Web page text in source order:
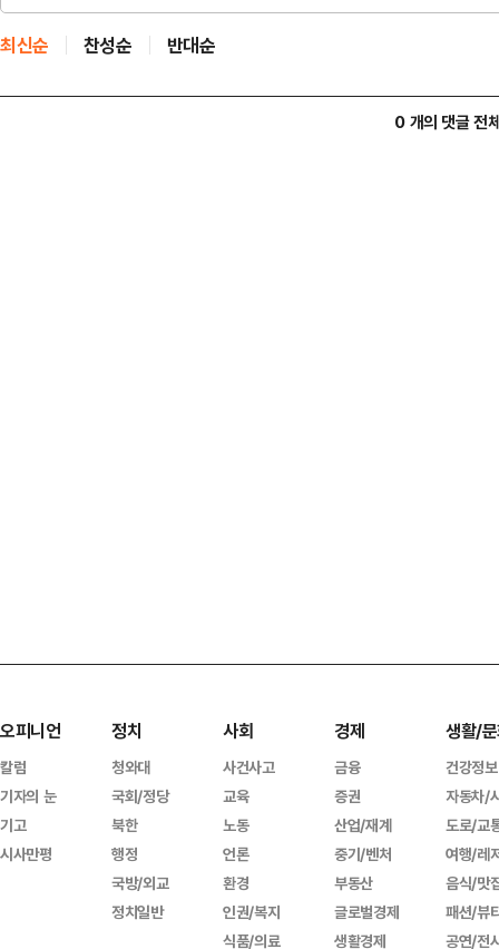
최신순 찬성순 반대순
0 개의 댓글 전
오피니언
칼럼
기자의 눈
기고
시사만평
정치
청와대
국회/정당
북한
행정
국방/외교
정치일반
사회
사건사고
교육
노동
언론
환경
인권/복지
식품/의료
경제
금융
증권
산업/재계
중기/벤처
부동산
글로벌경제
생활경제
생활/
건강정보
자동차/
도로/교
여행/레
음식/맛
패션/뷰
공연/전